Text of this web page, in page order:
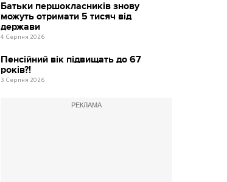
Батьки першокласників знову
можуть отримати 5 тисяч від
держави
4 Серпня 2026
Пенсійний вік підвищать до 67
років?!
3 Серпня 2026
РЕКЛАМА